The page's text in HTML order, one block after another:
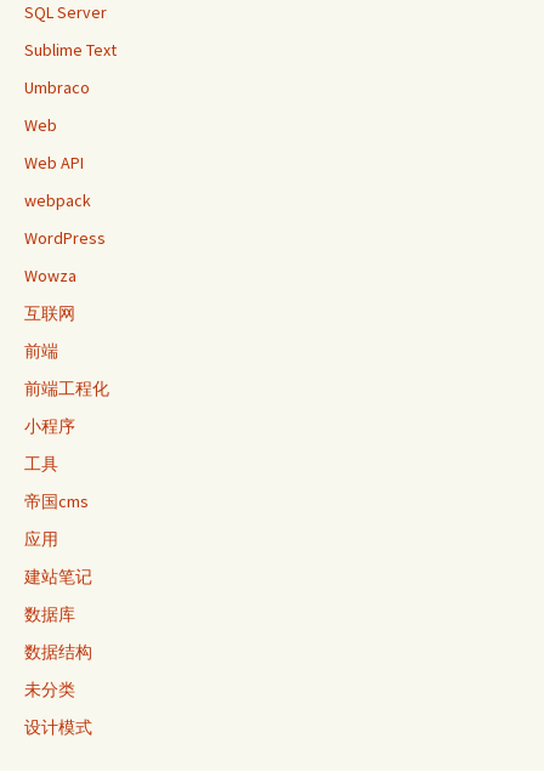
SQL Server
Sublime Text
Umbraco
Web
Web API
webpack
WordPress
Wowza
互联网
前端
前端工程化
小程序
工具
帝国cms
应用
建站笔记
数据库
数据结构
未分类
设计模式